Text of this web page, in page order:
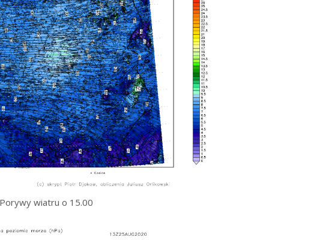
wiatru o 15.00